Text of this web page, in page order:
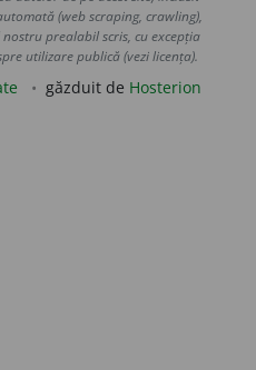
(web scraping, crawling),
prealabil scris, cu excepția
utilizare publică (vezi licența).
găzduit de Hosterion